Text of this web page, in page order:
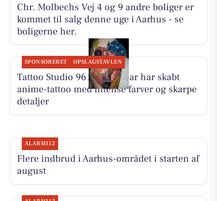
Chr. Molbechs Vej 4 og 9 andre boliger er
kommet til salg denne uge i Aarhus - se
boligerne her.
SPONSORERET OPSLAGSTAVLEN
Tattoo Studio 96 Aarhus: Bar har skabt
anime-tattoo med intense farver og skarpe
detaljer
ALARM112
Flere indbrud i Aarhus-området i starten af
august